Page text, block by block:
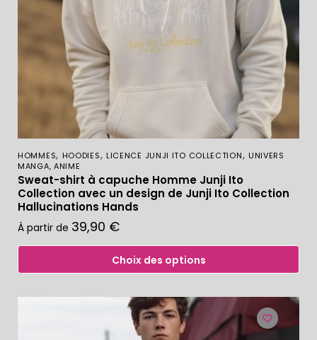
HOMMES, HOODIES, LICENCE JUNJI ITO COLLECTION, UNIVERS
MANGA, ANIME
Sweat-shirt à capuche Homme Junji Ito
Collection avec un design de Junji Ito Collection
Hallucinations Hands
À partir de 39,90 €
Choix des options